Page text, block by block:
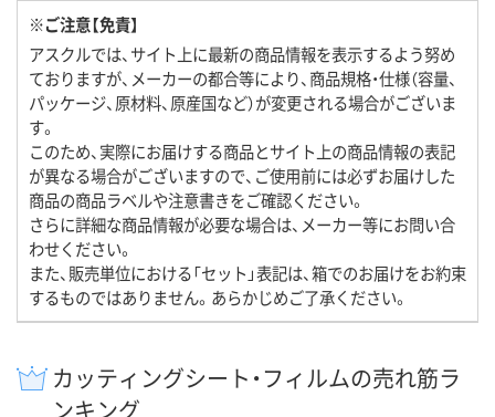
※ご注意【免責】
アスクルでは、サイト上に最新の商品情報を表示するよう努め
ておりますが、メーカーの都合等により、商品規格・仕様（容量、
パッケージ、原材料、原産国など）が変更される場合がございま
す。
このため、実際にお届けする商品とサイト上の商品情報の表記
が異なる場合がございますので、ご使用前には必ずお届けした
商品の商品ラベルや注意書きをご確認ください。
さらに詳細な商品情報が必要な場合は、メーカー等にお問い合
わせください。
また、販売単位における「セット」表記は、箱でのお届けをお約束
するものではありません。あらかじめご了承ください。
カッティングシート・フィルムの売れ筋ラ
ンキング